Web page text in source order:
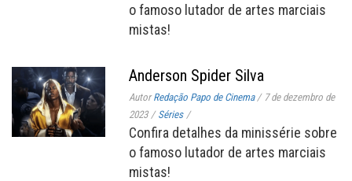
o famoso lutador de artes marciais
mistas!
Anderson Spider Silva
AutorRedação Papo de Cinema / 7 de dezembro de
2023 / Séries /
Confira detalhes da minissérie sobre
o famoso lutador de artes marciais
mistas!